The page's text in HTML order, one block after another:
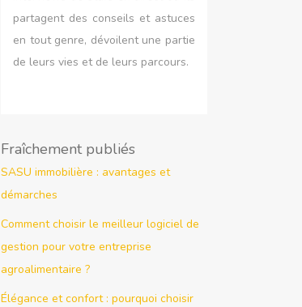
partagent des conseils et astuces
en tout genre, dévoilent une partie
de leurs vies et de leurs parcours.
Fraîchement publiés
SASU immobilière : avantages et
démarches
Comment choisir le meilleur logiciel de
gestion pour votre entreprise
agroalimentaire ?
Élégance et confort : pourquoi choisir